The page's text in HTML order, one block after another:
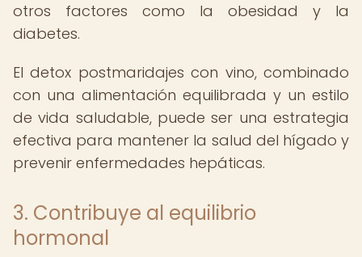
otros factores como la obesidad y la
diabetes.
El detox postmaridajes con vino, combinado
con una alimentación equilibrada y un estilo
de vida saludable, puede ser una estrategia
efectiva para mantener la salud del hígado y
prevenir enfermedades hepáticas.
3. Contribuye al equilibrio
hormonal